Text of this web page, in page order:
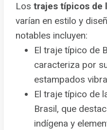
Los trajes típicos de
varían en estilo y
notables incluyen:
El traje típico de
caracteriza por
estampados
El traje típico de
Brasil, que
indígena y